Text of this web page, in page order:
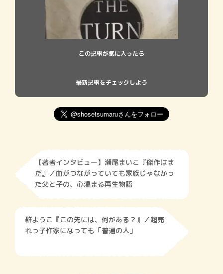
この記事が気に入ったら
最新記事をチェックしよう
【著者インタビュー】瀬尾まいこ『傑作はま
だ』／血がつながっていても家族じゃなかっ
た父と子の、心温まる再生物語
群ようこ『この先には、何がある？』／超売
れっ子作家になっても「普通の人」